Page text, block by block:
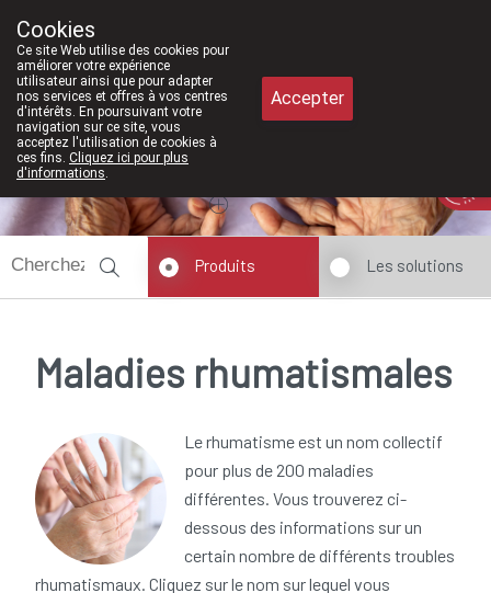
011/610300
Aujourd'hui A présent
Produits Les solutions
Maladies rhumatismales
Le rhumatisme est un nom collectif
pour plus de 200 maladies
différentes. Vous trouverez ci-
dessous des informations sur un
certain nombre de différents troubles
rhumatismaux. Cliquez sur le nom sur lequel vous
Cookies
Ce site Web utilise des cookies pour
améliorer votre expérience
utilisateur ainsi que pour adapter
nos services et offres à vos centres
d'intérêts. En poursuivant votre
navigation sur ce site, vous
acceptez l'utilisation de cookies à
ces fins. Cliquez ici pour plus
d'informations.
Accepter